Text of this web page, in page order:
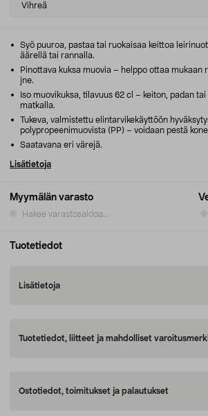
variant
Vihreä
Myymälän varasto
Hakee varastosaldoa...
Syö puuroa, pastaa tai ruokaisaa keittoa
äärellä tai rannalla.
Pinottava kuksa muovia – helppo ottaa mukaan
jne.
Iso muovikuksa, tilavuus 62 cl – keiton, padan
matkalla.
Tukeva, valmistettu elintarvikekäyttöön
polypropeenimuovista (PP) – voidaan pestä
Saatavana eri värejä.
Lisätietoja
Tuotetiedot
Lisätietoja
Tuotetiedot, liitteet ja mahdolliset
Ostotiedot, toimitukset ja palautukset